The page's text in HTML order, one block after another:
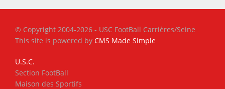
© Copyright 2004-2026 - USC FootBall Carrières/Seine
This site is powered by CMS Made Simple
U.S.C.
Section FootBall
Maison des Sportifs